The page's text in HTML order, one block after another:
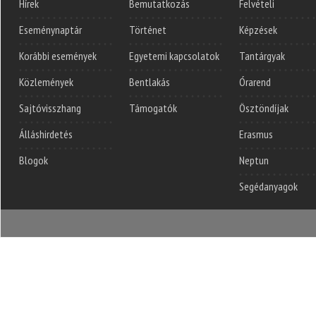
Hírek
Eseménynaptár
Korábbi események
Közlemények
Sajtóvisszhang
Álláshirdetés
Blogok
Bemutatkozás
Történet
Egyetemi kapcsolatok
Bentlakás
Támogatók
Felvételi
Képzések
Tantárgyak
Órarend
Ösztöndíjak
Erasmus
Neptun
Segédanyagok